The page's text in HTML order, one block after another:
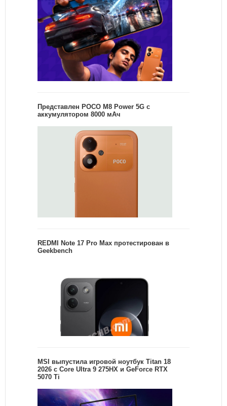
Представлен POCO M8 Power 5G с
аккумулятором 8000 мАч
REDMI Note 17 Pro Max протестирован в
Geekbench
MSI выпустила игровой ноутбук Titan 18
2026 с Core Ultra 9 275HX и GeForce RTX
5070 Ti